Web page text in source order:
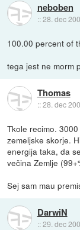
neboben
::28. dec
100.00 percent of
tega jest ne morm
Thomas
::28. dec
Tkole recimo.
zemeljske skorje.
energija taka, da
večina Zemlje
Sej sam mau
DarwiN
::29. dec